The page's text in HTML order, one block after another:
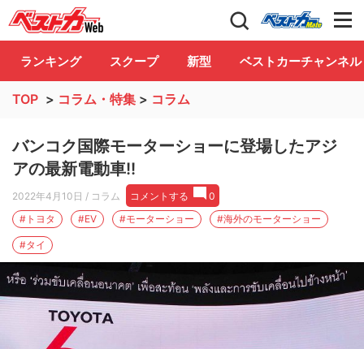
自動車情報誌「ベストカー」 Club
ランキング スクープ 新型 ベストカーチャンネル
TOP > コラム・特集 > コラム
バンコク国際モーターショーに登場したアジ
アの最新電動車!!
2022年4月10日 / コラム コメントする
0
#トヨタ
#EV #モーターショー #海外のモーターショー
#タイ